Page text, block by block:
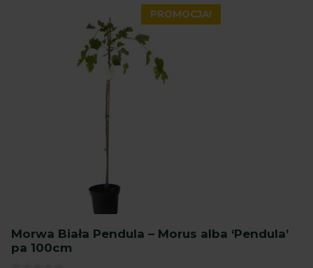
PROMOCJA!
Morwa Biała Pendula – Morus alba ‘Pendula’
pa 100cm